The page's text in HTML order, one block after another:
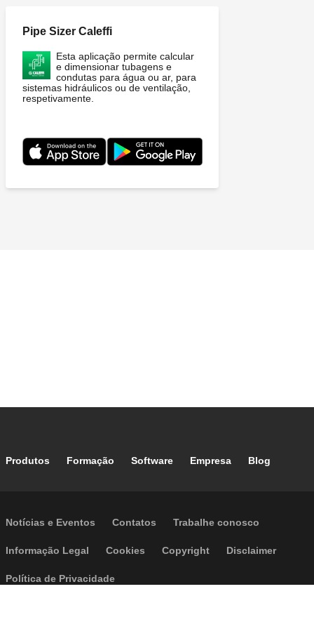
Pipe Sizer Caleffi
Esta aplicação permite calcular
e dimensionar tubagens e
condutas para água ou ar, para
sistemas hidráulicos ou de ventilação,
respetivamente.
Footer main navigation
Produtos Formação Software Empresa Blog
Footer secondary navigation
Notícias e Eventos Contatos Trabalhe conosco
Footer menu
Informação Legal Cookies Copyright Disclaimer
Política de Privacidade